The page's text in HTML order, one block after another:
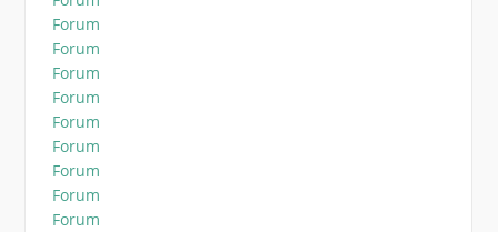
Forum
Forum
Forum
Forum
Forum
Forum
Forum
Forum
Forum